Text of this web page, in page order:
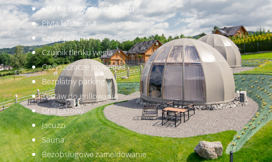
Stół na świeżympowietrzu
Płytakuchenna
Częśćjadalna
Czujniktlenkuwęgla
Oczyszczacze powietrza
Bezpłatny parking
Zestawdogrillowania
Grillgazowy
Jacuzzi
Sauna
Bezobsługowezameldowanie